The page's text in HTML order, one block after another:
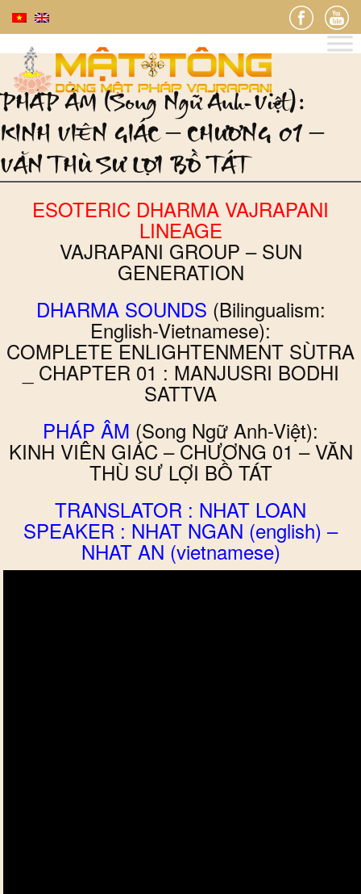
PHÁP ÂM (Song Ngữ Anh-Việt):
KINH VIÊN GIÁC – CHƯƠNG 01 –
VĂN THÙ SƯ LỢI BỒ TÁT
ESOTERIC DHARMA VAJRAPANI
LINEAGE
VAJRAPANI GROUP – SUN
GENERATION
DHARMA SOUNDS (Bilingualism:
English-Vietnamese):
COMPLETE ENLIGHTENMENT SÙTRA
_ CHAPTER 01 : MANJUSRI BODHI
SATTVA
PHÁP ÂM (Song Ngữ Anh-Việt):
KINH VIÊN GIÁC – CHƯƠNG 01 – VĂN
THÙ SƯ LỢI BỒ TÁT
TRANSLATOR : NHAT LOAN
SPEAKER : NHAT NGAN (english) –
NHAT AN (vietnamese)